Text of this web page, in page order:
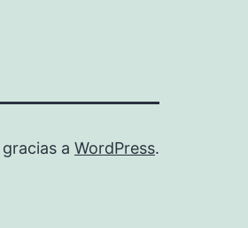
a WordPress.